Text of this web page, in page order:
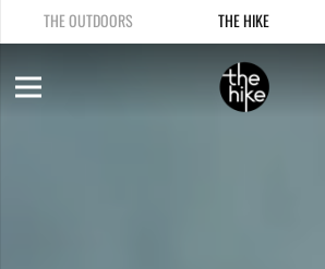
THE OUTDOORS THE HIKE